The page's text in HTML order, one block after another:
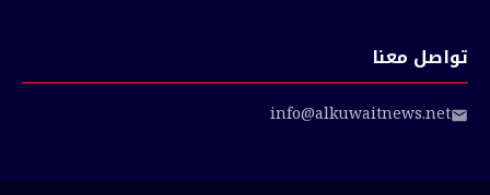
تواصل معنا
info@alkuwaitnews.net